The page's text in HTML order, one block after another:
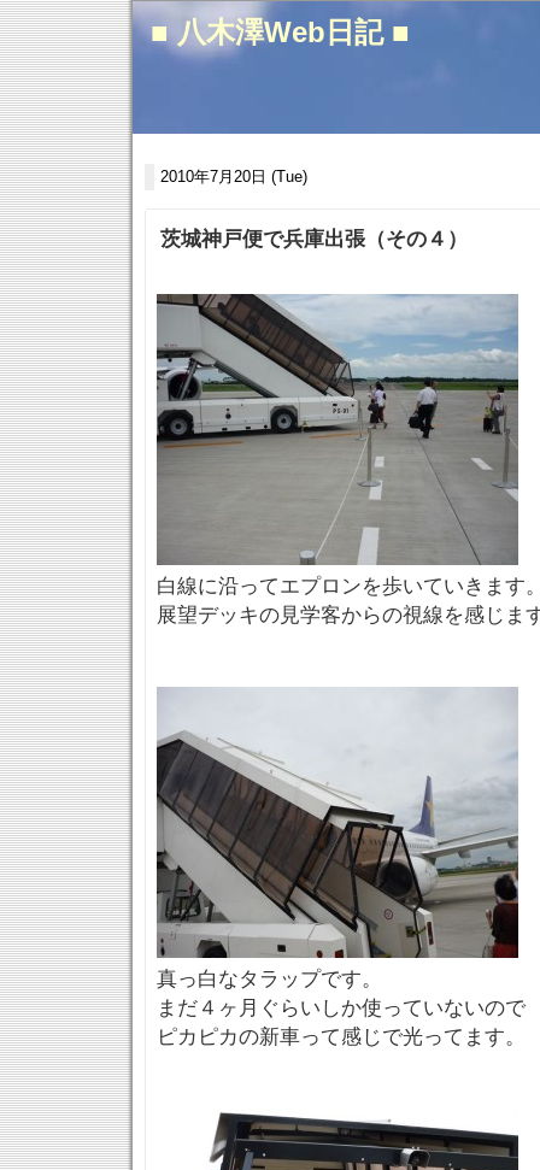
■ 八木澤Web日記 ■
2010年7月20日 (Tue)
茨城神戸便で兵庫出張（その４）
白線に沿ってエプロンを歩いていきます
展望デッキの見学客からの視線を感じま
真っ白なタラップです。
まだ４ヶ月ぐらいしか使っていないので
ピカピカの新車って感じで光ってます。